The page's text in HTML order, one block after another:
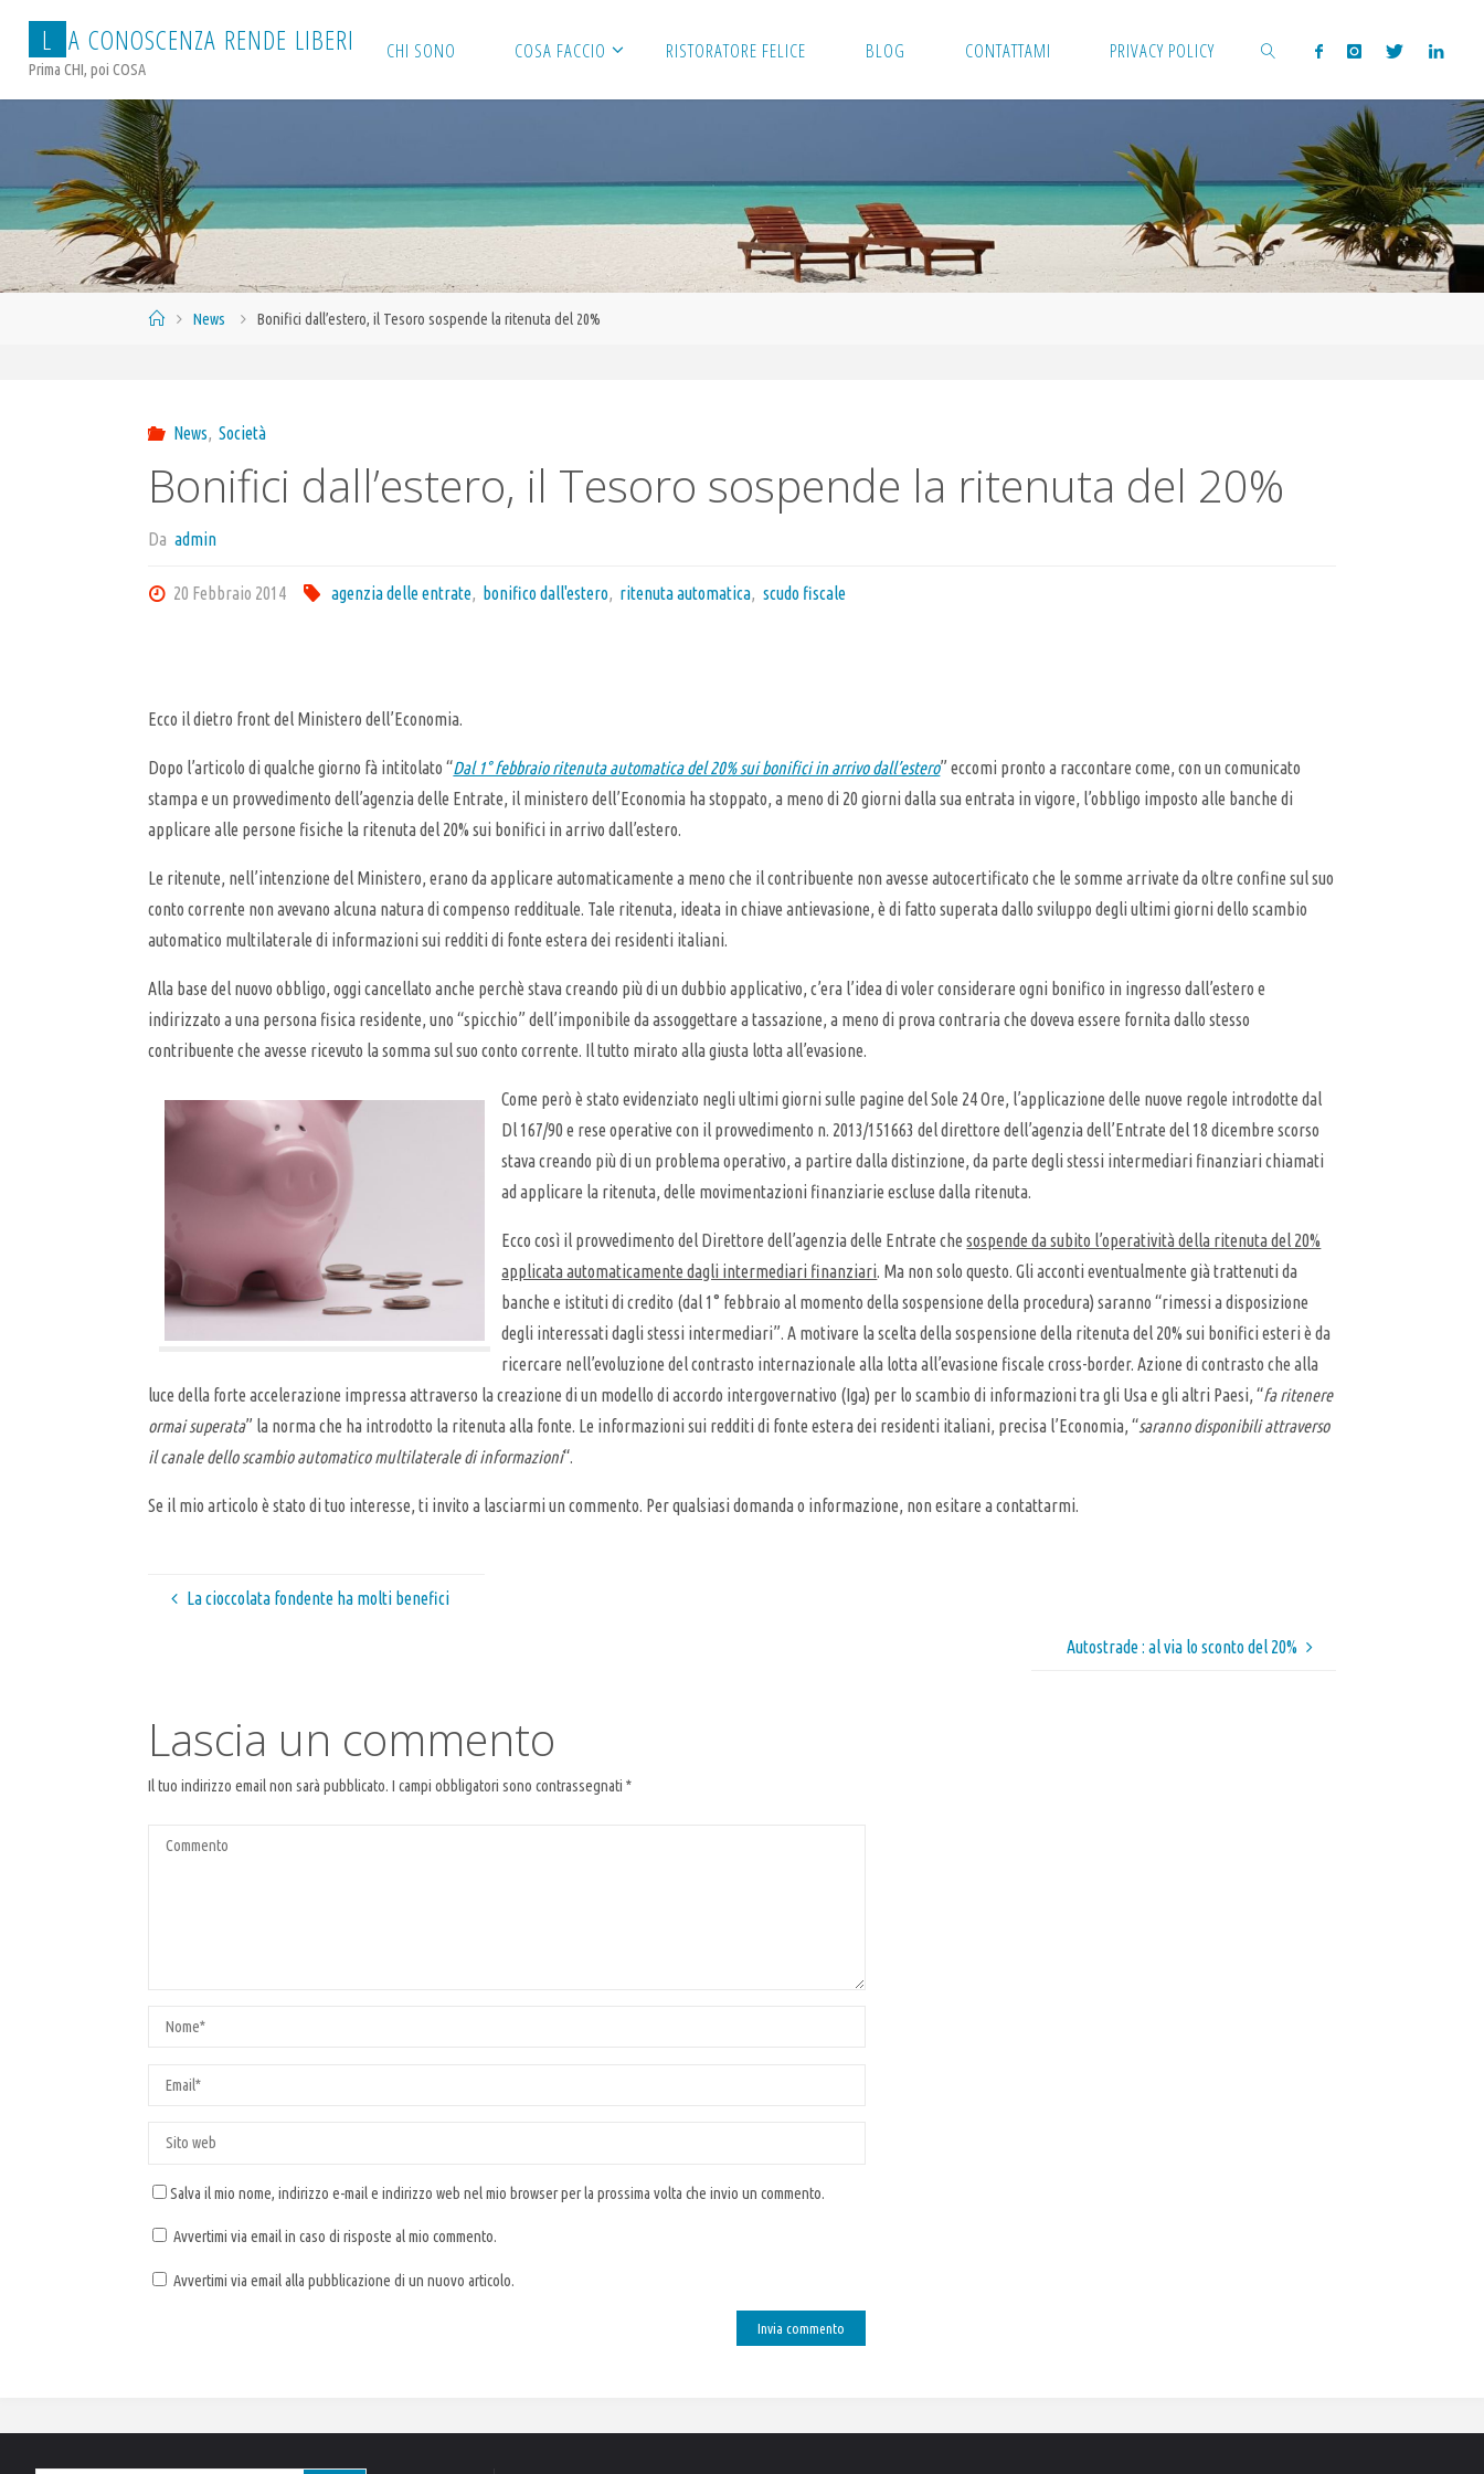
contenuto
L A CONOSCENZA RENDE LIBERI
Prima CHI, poi COSA
CHI SONO COSA FACCIO RISTORATORE FELICE BLOG CONTATTAMI PRIVACY POLICY
HomeNews Bonifici dall’estero, il Tesoro sospende la ritenuta del 20%
News, Società
Bonifici dall’estero, il Tesoro sospende la ritenuta del 20%
Da admin
20 Febbraio 2014 agenzia delle entrate, bonifico dall'estero, ritenuta automatica, scudo fiscale
Ecco il dietro front del Ministero dell’Economia.
Dopo l’articolo di qualche giorno fà intitolato “Dal 1° febbraio ritenuta automatica del 20% sui bonifici in arrivo dall’estero” eccomi pronto a raccontare come, con un comunicato
stampa e un provvedimento dell’agenzia delle Entrate, il ministero dell’Economia ha stoppato, a meno di 20 giorni dalla sua entrata in vigore, l’obbligo imposto alle banche di
applicare alle persone fisiche la ritenuta del 20% sui bonifici in arrivo dall’estero.
Le ritenute, nell’intenzione del Ministero, erano da applicare automaticamente a meno che il contribuente non avesse autocertificato che le somme arrivate da oltre confine sul suo
conto corrente non avevano alcuna natura di compenso reddituale. Tale ritenuta, ideata in chiave antievasione, è di fatto superata dallo sviluppo degli ultimi giorni dello scambio
automatico multilaterale di informazioni sui redditi di fonte estera dei residenti italiani.
Alla base del nuovo obbligo, oggi cancellato anche perchè stava creando più di un dubbio applicativo, c’era l’idea di voler considerare ogni bonifico in ingresso dall’estero e
indirizzato a una persona fisica residente, uno “spicchio” dell’imponibile da assoggettare a tassazione, a meno di prova contraria che doveva essere fornita dallo stesso
contribuente che avesse ricevuto la somma sul suo conto corrente. Il tutto mirato alla giusta lotta all’evasione.
Come però è stato evidenziato negli ultimi giorni sulle pagine del Sole 24 Ore, l’applicazione delle nuove regole introdotte dal
Dl 167/90 e rese operative con il provvedimento n. 2013/151663 del direttore dell’agenzia dell’Entrate del 18 dicembre scorso
stava creando più di un problema operativo, a partire dalla distinzione, da parte degli stessi intermediari finanziari chiamati
ad applicare la ritenuta, delle movimentazioni finanziarie escluse dalla ritenuta.
Ecco così il provvedimento del Direttore dell’agenzia delle Entrate chesospende da subito l’operatività della ritenuta del 20%
applicata automaticamente dagli intermediari finanziari. Ma non solo questo. Gli acconti eventualmente già trattenuti da
banche e istituti di credito (dal 1° febbraio al momento della sospensione della procedura) saranno “rimessi a disposizione
degli interessati dagli stessi intermediari”. A motivare la scelta della sospensione della ritenuta del 20% sui bonifici esteri è da
ricercare nell’evoluzione del contrasto internazionale alla lotta all’evasione fiscale cross-border. Azione di contrasto che alla
luce della forte accelerazione impressa attraverso la creazione di un modello di accordo intergovernativo (Iga) per lo scambio di informazioni tra gli Usa e gli altri Paesi, “fa ritenere
ormai superata” la norma che ha introdotto la ritenuta alla fonte. Le informazioni sui redditi di fonte estera dei residenti italiani, precisa l’Economia, “saranno disponibili attraverso
il canale dello scambio automatico multilaterale di informazioni“.
Se il mio articolo è stato di tuo interesse, ti invito a lasciarmi un commento. Per qualsiasi domanda o informazione, non esitare a contattarmi.
La cioccolata fondente ha molti benefici
Autostrade : al via lo sconto del 20%
Lascia un commento
Il tuo indirizzo email non sarà pubblicato. I campi obbligatori sono contrassegnati*
Salva il mio nome, indirizzo e-mail e indirizzo web nel mio browser per la prossima volta che invio un commento.
Avvertimi via email in caso di risposte al mio commento.
Avvertimi via email alla pubblicazione di un nuovo articolo.